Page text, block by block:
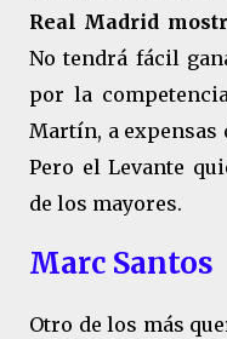
Real Madrid
No tendrá fácil
por la
Martín, a expensas
Pero el Levante
de los mayores.
Marc Santos
Otro de los más